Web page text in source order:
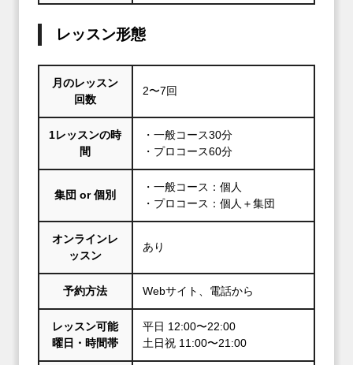
レッスン形態
月のレッスン
回数
2〜7回
1レッスンの時
間
・一般コース30分
・プロコース60分
集団 or 個別
・一般コース：個人
・プロコース：個人＋集団
オンラインレ
ッスン
あり
予約方法 Webサイト、電話から
レッスン可能
曜日・時間帯
平日 12:00〜22:00
土日祝 11:00〜21:00